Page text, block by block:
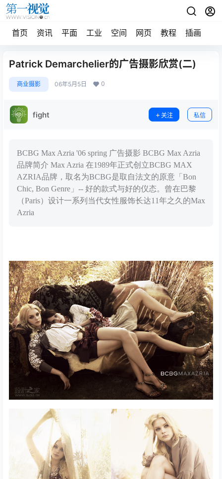
首页 资讯 平面 工业 空间 网页 教程 插画
Patrick Demarchelier的广告摄影欣赏(二)
商业摄影 06年5月5日 0
fight 关注 私信
BCBG Max Azria '06 spring 广告摄影 BCBG Max Azria
品牌简介 Max Azria 在1989年正式创立BCBG MAX
AZRIA品牌，取名为BCBG是取自法文的原意「Bon
Chic, Bon Genre」-- 好的款式与好的仪态。曾在巴黎
（Paris）设计一系列当代女性服饰长达11年之久的Max
Azria